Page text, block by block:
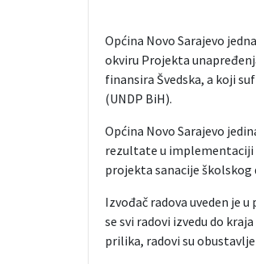
Općina Novo Sarajevo
okviru Projekta
finansira Švedska, a koji
(UNDP BiH).
Općina Novo Sarajevo
rezultate u implementaciji
projekta sanacije školskog
Izvođač radova uveden je
se svi radovi izvedu do
prilika, radovi su